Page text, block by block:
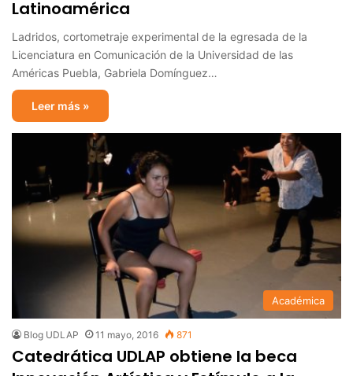
Latinoamérica
Ladridos, cortometraje experimental de la egresada de la
Licenciatura en Comunicación de la Universidad de las
Américas Puebla, Gabriela Domínguez…
Leer más »
Académica
Blog UDLAP 11 mayo, 2016 871
Catedrática UDLAP obtiene la beca